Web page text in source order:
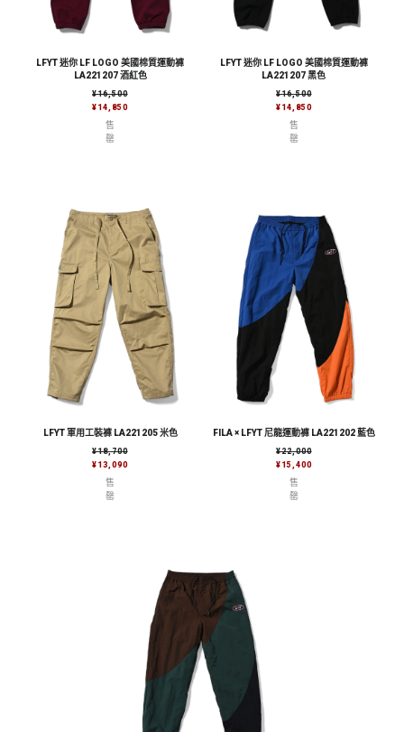
LFYT 迷你 LF LOGO 美國棉質運動褲
LA221207 酒紅色
售價
¥16,500
¥14,850
售
罄
LFYT 迷你 LF LOGO 美國棉質運動褲
LA221207 黑色
售價
¥16,500
¥14,850
售
罄
LFYT 軍用工裝褲 LA221205 米色
售價
¥18,700
¥13,090
售
罄
FILA × LFYT 尼龍運動褲 LA221202 藍色
售價
¥22,000
¥15,400
售
罄